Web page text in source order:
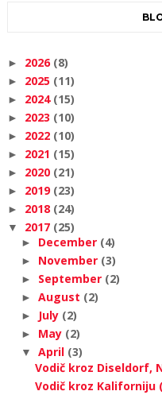
► 2026 (8)
► 2025 (11)
► 2024 (15)
► 2023 (10)
► 2022 (10)
► 2021 (15)
► 2020 (21)
► 2019 (23)
► 2018 (24)
▼ 2017 (25)
► December (4)
► November (3)
► September (2)
► August (2)
► July (2)
► May (2)
▼ April (3)
Vodič kroz Diseldorf,
Vodič kroz Kaliforniju